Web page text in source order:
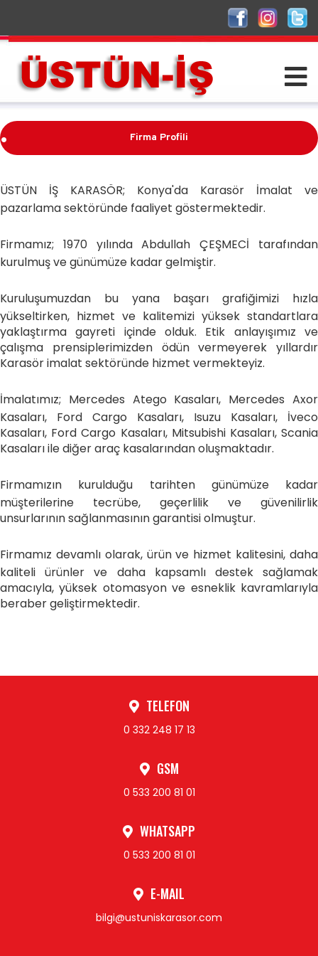
. Firma Profili
ÜSTÜN İŞ KARASÖR; Konya'da Karasör İmalat ve
pazarlama sektöründe faaliyet göstermektedir.
Firmamız; 1970 yılında Abdullah ÇEŞMECİ tarafından
kurulmuş ve günümüze kadar gelmiştir.
Kuruluşumuzdan bu yana başarı grafiğimizi hızla
yükseltirken, hizmet ve kalitemizi yüksek standartlara
yaklaştırma gayreti içinde olduk. Etik anlayışımız ve
çalışma prensiplerimizden ödün vermeyerek yıllardır
Karasör imalat sektöründe hizmet vermekteyiz.
İmalatımız; Mercedes Atego Kasaları, Mercedes Axor
Kasaları, Ford Cargo Kasaları, Isuzu Kasaları, İveco
Kasaları, Ford Cargo Kasaları, Mitsubishi Kasaları, Scania
Kasaları ile diğer araç kasalarından oluşmaktadır.
Firmamızın kurulduğu tarihten günümüze kadar
müşterilerine tecrübe, geçerlilik ve güvenilirlik
unsurlarının sağlanmasının garantisi olmuştur.
Firmamız devamlı olarak, ürün ve hizmet kalitesini, daha
kaliteli ürünler ve daha kapsamlı destek sağlamak
amacıyla, yüksek otomasyon ve esneklik kavramlarıyla
beraber geliştirmektedir.
TELEFON
0 332 248 17 13
GSM
0 533 200 81 01
WHATSAPP
0 533 200 81 01
E-MAIL
bilgi@ustuniskarasor.com